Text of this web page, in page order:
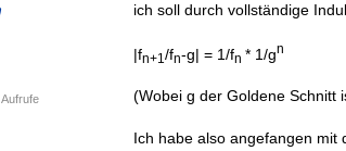
Aufrufe
ich soll durch vollständige
|fn+1 /fn-g| = 1/fn * 1/gn
(Wobei g der Goldene Schnitt
Ich habe also angefangen mit